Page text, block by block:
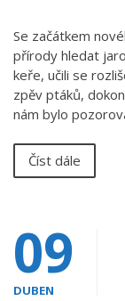
Se začátkem
přírody hledat
keře, učili se
zpěv ptáků,
nám bylo
Číst dále
09
DUBEN